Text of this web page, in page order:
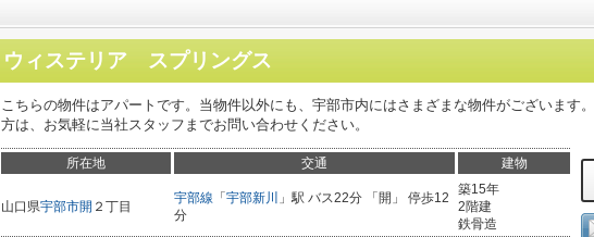
ウィステリア スプリングス
こちらの物件はアパートです。当物件以外にも、宇部市内にはさまざまな物件がございます
方は、お気軽に当社スタッフまでお問い合わせください。
所在地 交通 建物
山口県宇部市開 ２丁目
宇部線 「 宇部新川
」駅 バス22分 「開」 停歩12
分
築15年
2階建
鉄骨造